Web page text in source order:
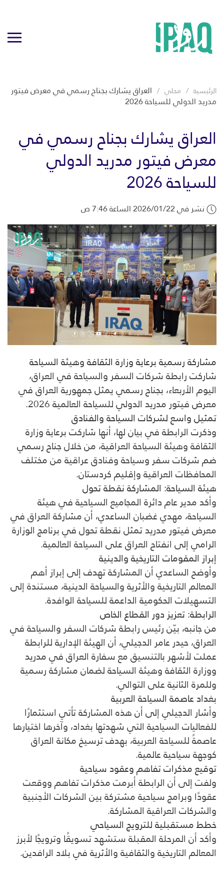
الرئيسية محلي العراق يشارك بجناح رسمي في معرض فيتور
مدريد الدولي للسياحة 2026
العراق يشارك بجناح رسمي في
معرض فيتور مدريد الدولي
للسياحة 2026
نشر في 2026/01/22 الساعة 7:46 ص
مشاركة رسمية برعاية وزارة الثقافة وهيئة السياحة
شاركت رابطة شركات السفر والسياحة في العراق،
اليوم الأربعاء، بجناح رسمي يمثل جمهورية العراق في
معرض فيتور مدريد الدولي للسياحة العالمية 2026.
تمثيل واسع لشركات السياحة والفنادق
وذكرت الرابطة في بيان لها، أنها شاركت برعاية وزارة
الثقافة وهيئة السياحة العراقية، من خلال جناح رسمي
ضم شركات سفر وسياحة وفنادق عراقية من مختلف
المحافظات العراقية وإقليم كردستان.
هيئة السياحة: المشاركة نقطة تحول
وأكد مدير عام دائرة المجاميع السياحية في هيئة
السياحة، مهدي غضبان الساعدي، أن مشاركة العراق في
معرض فيتور مدريد تمثل نقطة تحول في برنامج الوزارة
الرامي إلى انفتاح العراق على السياحة العالمية.
إبراز المقومات التاريخية والدينية
وأوضح الساعدي أن المشاركة تهدف إلى إبراز أهم
المعالم التاريخية والأثرية والسياحة الدينية، مستندة إلى
التسهيلات الحكومية الداعمة للسياحة الوافدة.
الرابطة: تعزيز دور القطاع الخاص
من جانبه، بيّن رئيس رابطة شركات السفر والسياحة في
العراق، حيدر عامر الدجيلي، أن الهيئة الإدارية للرابطة
عملت لأشهر بالتنسيق مع سفارة العراق في مدريد
ووزارة الثقافة وهيئة السياحة لضمان مشاركة رسمية
وللمرة الثانية على التوالي.
بغداد عاصمة السياحة العربية
وأشار الدجيلي إلى أن هذه المشاركة تأتي استثمارًا
للفعاليات السياحية التي شهدتها بغداد، وآخرها اختيارها
عاصمةً للسياحة العربية، بهدف ترسيخ مكانة العراق
كوجهة سياحية عالمية.
توقيع مذكرات تفاهم وعقود سياحية
ولفت إلى أن الرابطة أبرمت مذكرات تفاهم ووقعت
عقودًا وبرامج سياحية مشتركة بين الشركات الأجنبية
والشركات العراقية المشاركة.
خطط مستقبلية للترويج السياحي
وأكد أن المرحلة المقبلة ستشهد تسويقًا وترويجًا لأبرز
المعالم التاريخية والثقافية والأثرية في بلاد الرافدين.